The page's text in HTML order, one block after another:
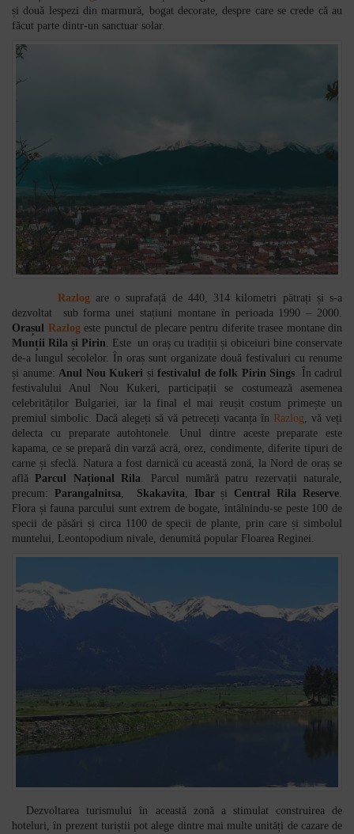
și două lespezi din marmură, bogat decorate, despre care se crede că au
făcut parte dintr-un sanctuar solar.
Razlog are o suprafață de 440, 314 kilometri pătrați și s-a
dezvoltat sub forma unei stațiuni montane în perioada 1990 – 2000.
Orașul
Razlog este punctul de plecare pentru diferite trasee montane din
Munții Rila și Pirin . Este un oraș cu tradiții și obiceiuri bine conservate
de-a lungul secolelor. În oraș sunt organizate două festivaluri cu renume
și anume: Anul Nou Kukeri și festivalul de folk Pirin Sings . În cadrul
festivalului Anul Nou Kukeri, participații se costumează asemenea
celebrităților Bulgariei, iar la final el mai reușit costum primește un
premiul simbolic. Dacă alegeți să vă petreceți vacanța în Razlog , vă veți
delecta cu preparate autohtonele. Unul dintre aceste preparate este
kapama, ce se prepară din varză acră, orez, condimente, diferite tipuri de
carne și sfeclă. Natura a fost darnică cu această zonă, la Nord de oraș se
aflăParcul Național Rila . Parcul numără patru rezervații naturale,
precum: Parangalnitsa Skakavita Ibarși Central Rila Reserve
Flora și fauna parcului sunt extrem de bogate, întâlnindu-se peste 100 de
specii de păsări și circa 1100 de specii de plante, prin care și simbolul
muntelui, Leontopodium nivale, denumită popular Floarea Reginei.
Dezvoltarea turismului în această zonă a stimulat construirea de
hoteluri, în prezent turiștii pot alege dintre mai multe unități de cazare de